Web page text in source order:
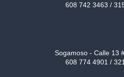
608 742 3463 /
Sogamoso - Calle 13
608 774 4901 /